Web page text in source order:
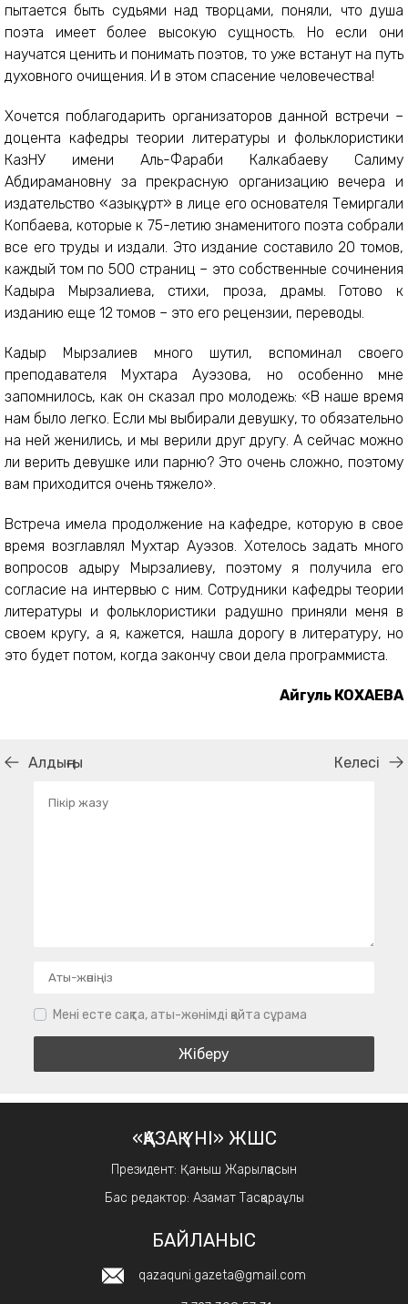
пытается быть судьями над творцами, поняли, что душа
поэта имеет более высокую сущность. Но если они
научатся ценить и понимать поэтов, то уже встанут на путь
духовного очищения. И в этом спасение человечества!
Хочется поблагодарить организаторов данной встречи –
доцента кафедры теории литературы и фольклористики
КазНУ имени Аль-Фараби Калкабаеву Салиму
Абдирамановну за прекрасную организацию вечера и
издательство «Қазықұрт» в лице его основателя Темиргали
Копбаева, которые к 75-летию знаменитого поэта собрали
все его труды и издали. Это издание составило 20 томов,
каждый том по 500 страниц – это собственные сочинения
Кадыра Мырзалиева, стихи, проза, драмы. Готово к
изданию еще 12 томов – это его рецензии, переводы.
Кадыр Мырзалиев много шутил, вспоминал своего
преподавателя Мухтара Ауэзова, но особенно мне
запомнилось, как он сказал про молодежь: «В наше время
нам было легко. Если мы выбирали девушку, то обязательно
на ней женились, и мы верили друг другу. А сейчас можно
ли верить девушке или парню? Это очень сложно, поэтому
вам приходится очень тяжело».
Встреча имела продолжение на кафедре, которую в свое
время возглавлял Мухтар Ауэзов. Хотелось задать много
вопросов Қадыру Мырзалиеву, поэтому я получила его
согласие на интервью с ним. Сотрудники кафедры теории
литературы и фольклористики радушно приняли меня в
своем кругу, а я, кажется, нашла дорогу в литературу, но
это будет потом, когда закончу свои дела программиста.
Айгуль КОХАЕВА
Алдыңғы Келесі
Мені есте сақта, аты-жөнімді қайта сұрама
«ҚАЗАҚ ҮНІ» ЖШС
Президент: Қаныш Жарылқасын
Бас редактор: Азамат Тасқараұлы
БАЙЛАНЫС
qazaquni.gazeta@gmail.com